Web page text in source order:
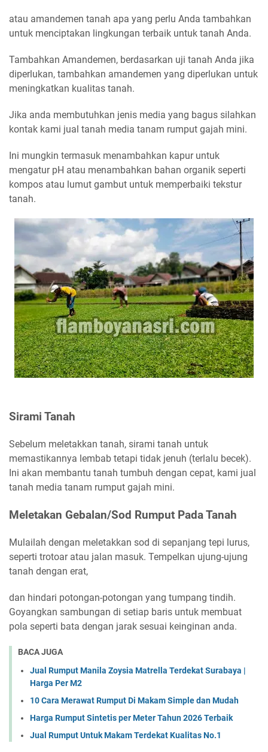
atau amandemen tanah apa yang perlu Anda tambahkan
untuk menciptakan lingkungan terbaik untuk tanah Anda.
Tambahkan Amandemen, berdasarkan uji tanah Anda jika
diperlukan, tambahkan amandemen yang diperlukan untuk
meningkatkan kualitas tanah.
Jika anda membutuhkan jenis media yang bagus silahkan
kontak kami jual tanah media tanam rumput gajah mini.
Ini mungkin termasuk menambahkan kapur untuk
mengatur pH atau menambahkan bahan organik seperti
kompos atau lumut gambut untuk memperbaiki tekstur
tanah.
Sirami Tanah
Sebelum meletakkan tanah, sirami tanah untuk
memastikannya lembab tetapi tidak jenuh (terlalu becek).
Ini akan membantu tanah tumbuh dengan cepat, kami jual
tanah media tanam rumput gajah mini.
Meletakan Gebalan/Sod Rumput Pada Tanah
Mulailah dengan meletakkan sod di sepanjang tepi lurus,
seperti trotoar atau jalan masuk. Tempelkan ujung-ujung
tanah dengan erat,
dan hindari potongan-potongan yang tumpang tindih.
Goyangkan sambungan di setiap baris untuk membuat
pola seperti bata dengan jarak sesuai keinginan anda.
BACA JUGA
Jual Rumput Manila Zoysia Matrella Terdekat Surabaya |
Harga Per M2
10 Cara Merawat Rumput Di Makam Simple dan Mudah
Harga Rumput Sintetis per Meter Tahun 2026 Terbaik
Jual Rumput Untuk Makam Terdekat Kualitas No.1